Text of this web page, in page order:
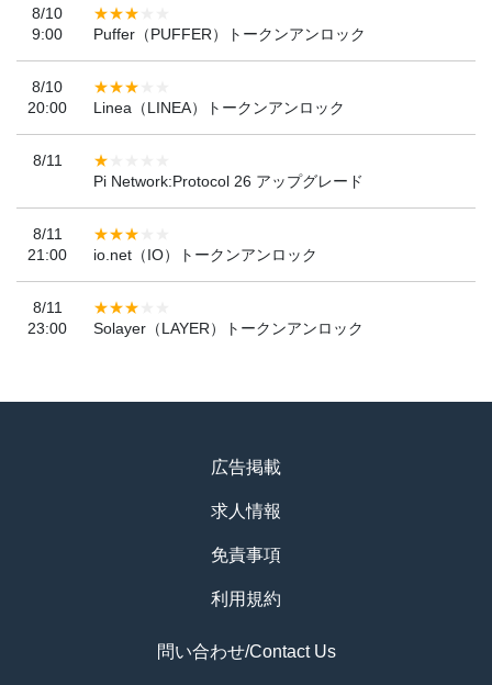
8/10
9:00
Puffer（PUFFER）トークンアンロック
8/10
20:00
Linea（LINEA）トークンアンロック
8/11
Pi Network:Protocol 26 アップグレード
8/11
21:00
io.net（IO）トークンアンロック
8/11
23:00
Solayer（LAYER）トークンアンロック
広告掲載
求人情報
免責事項
利用規約
問い合わせ/Contact Us